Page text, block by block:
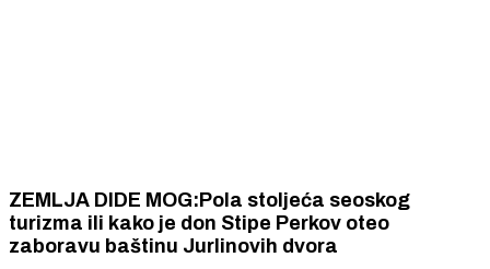
ZEMLJA DIDE MOG:Pola stoljeća seoskog
turizma ili kako je don Stipe Perkov oteo
zaboravu baštinu Jurlinovih dvora